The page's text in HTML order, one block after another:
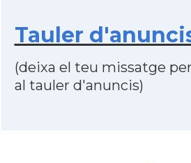
Tauler
(deixa el teu missatge
al tauler d'anuncis)